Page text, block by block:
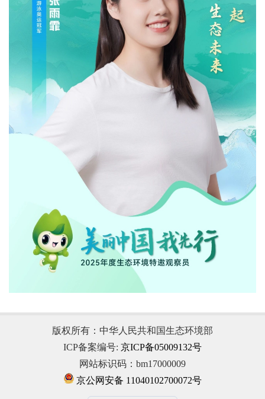
版权所有：中华人民共和国生态环境部
ICP备案编号: 京ICP备05009132号
网站标识码：bm17000009
京公网安备 11040102700072号